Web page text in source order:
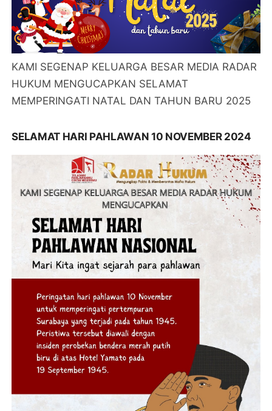
KAMI SEGENAP KELUARGA BESAR MEDIA RADAR
HUKUM MENGUCAPKAN SELAMAT
MEMPERINGATI NATAL DAN TAHUN BARU 2025
SELAMAT HARI PAHLAWAN 10 NOVEMBER 2024